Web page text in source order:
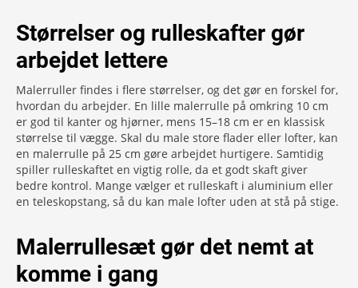
Størrelser og rulleskafter gør
arbejdet lettere
Malerruller findes i flere størrelser, og det gør en forskel for,
hvordan du arbejder. En lille malerrulle på omkring 10 cm
er god til kanter og hjørner, mens 15–18 cm er en klassisk
størrelse til vægge. Skal du male store flader eller lofter, kan
en malerrulle på 25 cm gøre arbejdet hurtigere. Samtidig
spiller rulleskaftet en vigtig rolle, da et godt skaft giver
bedre kontrol. Mange vælger et rulleskaft i aluminium eller
en teleskopstang, så du kan male lofter uden at stå på stige.
Malerrullesæt gør det nemt at
komme i gang